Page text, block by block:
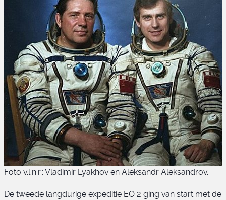
Soyuz-T 8 bemanning
Foto v.l.n.r.: Vladimir Lyakhov en Aleksandr Aleksandrov.
De tweede langdurige expeditie EO 2 ging van start met de